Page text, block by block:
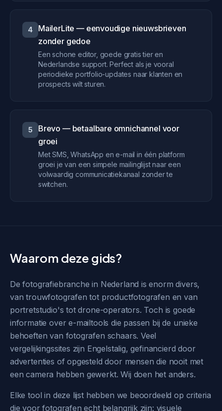
4
MailerLite — eenvoudige nieuwsbrieven
zonder gedoe
Een schone editor, goede gratis tier en
Nederlandse support. Perfect als je vooral
periodieke portfolio-updates naar klanten en
prospects wilt sturen.
5
Brevo — betaalbare omnichannel voor
groei
Met SMS, WhatsApp en e-mail in één platform
groei je van een simpele mailinglijst naar een
volwaardig communicatiekanaal zonder te
switchen.
Waarom deze gids?
De fotografiebranche in Nederland is enorm divers,
van trouwfotografen tot productfotografen en van
portretstudio's tot drone-operators. Toch is goede
informatie over e-mailtools die passen bij de unieke
behoeften van fotografen schaars. Veel
vergelijkingssites zijn Engelstalig, gefinancierd door
advertenties of opgesteld door mensen die nooit met
een camera hebben gewerkt. Wij doen het anders.
Elke tool in deze lijst hebben we beoordeeld op criteria
die voor fotografen echt belangrijk zijn: visuele